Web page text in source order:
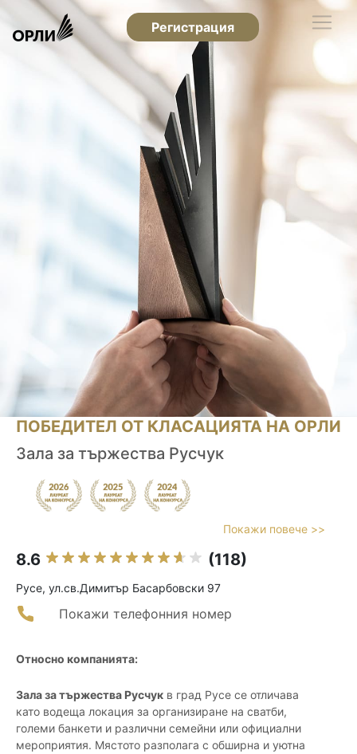
Регистрация
ПОБЕДИТЕЛ ОТ КЛАСАЦИЯТА НА ОРЛИ
Зала за тържества Русчук
Покажи повече >>
8.6 (118)
Русе, ул.св.Димитър Басарбовски 97
Покажи телефонния номер
Относно компанията:
Зала за тържества Русчук в град Русе се отличава
като водеща локация за организиране на сватби,
големи банкети и различни семейни или официални
мероприятия. Мястото разполага с обширна и уютна